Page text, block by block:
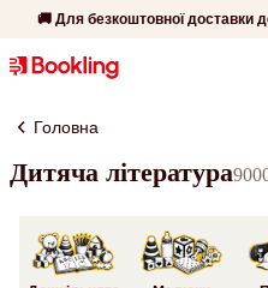
🚚 Для безкоштовної доставки
Головна
Дитяча література